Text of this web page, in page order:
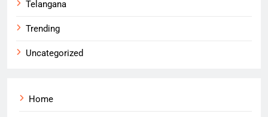
Telangana
Trending
Uncategorized
Home